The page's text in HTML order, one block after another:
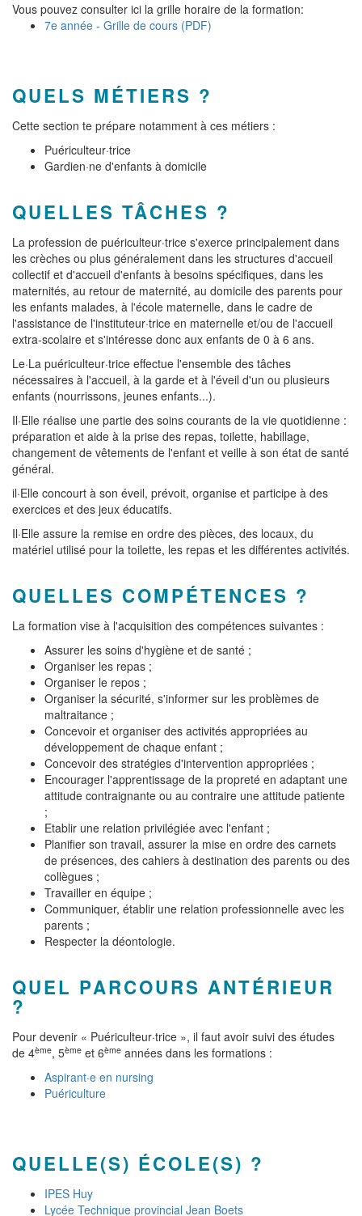
Vous pouvez consulter ici la grille horaire de la formation:
7e année - Grille de cours (PDF)
QUELS MÉTIERS ?
Cette section te prépare notamment à ces métiers :
Puériculteur·trice
Gardien·ne d'enfants à domicile
QUELLES TÂCHES ?
La profession de puériculteur·trice s'exerce principalement dans
les crèches ou plus généralement dans les structures d'accueil
collectif et d'accueil d'enfants à besoins spécifiques, dans les
maternités, au retour de maternité, au domicile des parents pour
les enfants malades, à l'école maternelle, dans le cadre de
l'assistance de l'instituteur·trice en maternelle et/ou de l'accueil
extra-scolaire et s'intéresse donc aux enfants de 0 à 6 ans.
Le·La puériculteur·trice effectue l'ensemble des tâches
nécessaires à l'accueil, à la garde et à l'éveil d'un ou plusieurs
enfants (nourrissons, jeunes enfants...).
Il·Elle réalise une partie des soins courants de la vie quotidienne :
préparation et aide à la prise des repas, toilette, habillage,
changement de vêtements de l'enfant et veille à son état de santé
général.
il·Elle concourt à son éveil, prévoit, organise et participe à des
exercices et des jeux éducatifs.
Il·Elle assure la remise en ordre des pièces, des locaux, du
matériel utilisé pour la toilette, les repas et les différentes activités.
QUELLES COMPÉTENCES ?
La formation vise à l'acquisition des compétences suivantes :
Assurer les soins d'hygiène et de santé ;
Organiser les repas ;
Organiser le repos ;
Organiser la sécurité, s'informer sur les problèmes de
maltraitance ;
Concevoir et organiser des activités appropriées au
développement de chaque enfant ;
Concevoir des stratégies d'intervention appropriées ;
Encourager l'apprentissage de la propreté en adaptant une
attitude contraignante ou au contraire une attitude patiente
;
Etablir une relation privilégiée avec l'enfant ;
Planifier son travail, assurer la mise en ordre des carnets
de présences, des cahiers à destination des parents ou des
collègues ;
Travailler en équipe ;
Communiquer, établir une relation professionnelle avec les
parents ;
Respecter la déontologie.
QUEL PARCOURS ANTÉRIEUR
?
Pour devenir « Puériculteur·trice », il faut avoir suivi des études
de 4ème, 5ème et 6ème années dans les formations :
Aspirant·e en nursing
Puériculture
QUELLE(S) ÉCOLE(S) ?
IPES Huy
Lycée Technique provincial Jean Boets